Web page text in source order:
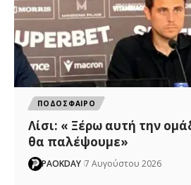
ΠΟΔΟΣΦΑΙΡΟ
Λίσι: « Ξέρω αυτή την
θα παλέψουμε»
PAOKDAY 7 Αυγούστου 2026